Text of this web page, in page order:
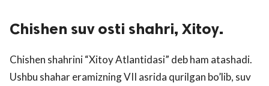
Chishen suv osti shahri, Xitoy.
Chishen shahrini “Xitoy Atlantidasi” deb ham atashadi.
Ushbu shahar eramizning VII asrida qurilgan bo’lib, suv